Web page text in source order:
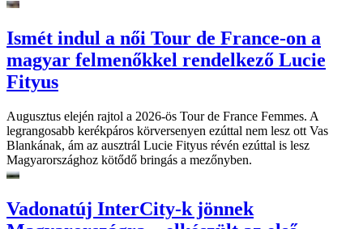
Ismét indul a női Tour de France-on a
magyar felmenőkkel rendelkező Lucie
Fityus
Augusztus elején rajtol a 2026-ös Tour de France Femmes. A
legrangosabb kerékpáros körversenyen ezúttal nem lesz ott Vas
Blankának, ám az ausztrál Lucie Fityus révén ezúttal is lesz
Magyarországhoz kötődő bringás a mezőnyben.
Vadonatúj InterCity-k jönnek